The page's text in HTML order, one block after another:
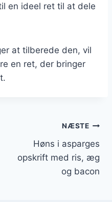
en ideel ret til at dele
at tilberede den, vil
en ret, der bringer
NÆSTE
Høns i asparges
opskrift med ris, æg
og bacon